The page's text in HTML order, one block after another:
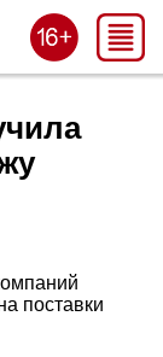
поставки